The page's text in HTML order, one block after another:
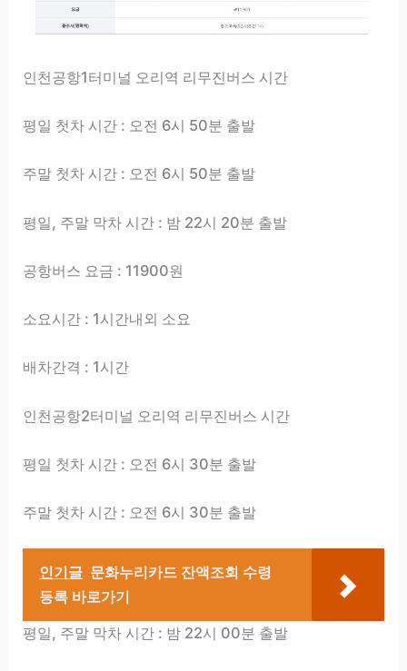
인천공항1터미널 오리역 리무진버스 시간
평일 첫차 시간 : 오전 6시 50분 출발
주말 첫차 시간 : 오전 6시 50분 출발
평일, 주말 막차 시간 : 밤 22시 20분 출발
공항버스 요금 : 11900원
소요시간 : 1시간내외 소요
배차간격 : 1시간
인천공항2터미널 오리역 리무진버스 시간
평일 첫차 시간 : 오전 6시 30분 출발
주말 첫차 시간 : 오전 6시 30분 출발
인기글 문화누리카드 잔액조회 수령
등록 바로가기
평일, 주말 막차 시간 : 밤 22시 00분 출발